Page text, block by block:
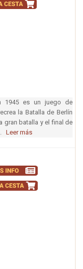
1945 es un juego de
la Batalla de Berlín
gran batalla y el final de
Leer más